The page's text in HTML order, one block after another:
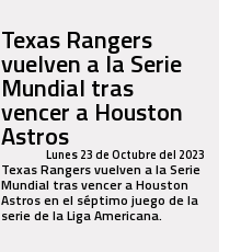
Texas Rangers
vuelven a la Serie
Mundial tras
vencer a Houston
AstrosLunes 23 de Octubre del 2023
Texas Rangers vuelven a la Serie
Mundial tras vencer a Houston
Astros en el séptimo juego de la
serie de la Liga Americana.